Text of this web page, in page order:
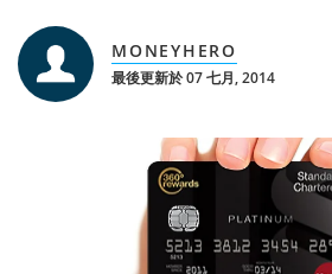
MONEYHERO
最後更新於 07 七月, 2014